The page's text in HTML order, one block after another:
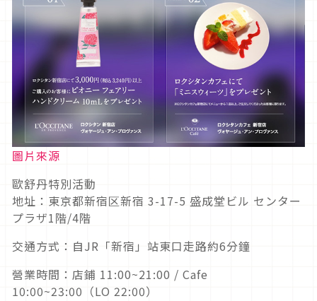
圖片來源
歐舒丹特別活動
地址：東京都新宿区新宿 3-17-5 盛成堂ビル センター
プラザ1階/4階
交通方式：自JR「新宿」站東口走路約6分鐘
營業時間：店鋪 11:00~21:00 / Cafe
10:00~23:00（LO 22:00）